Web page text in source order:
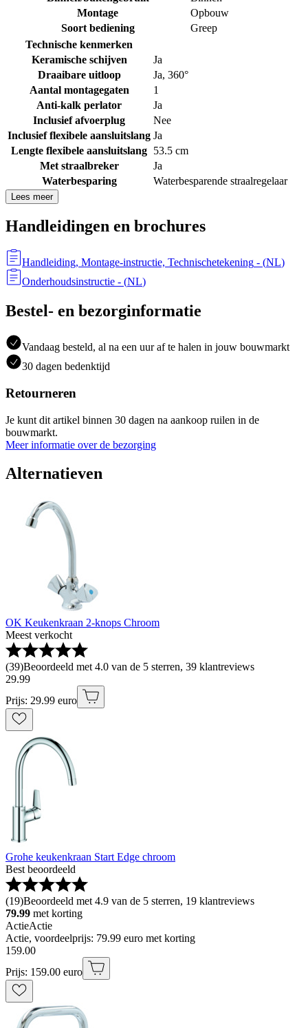
Montage
Opbouw
Soort bediening
Greep
Technische kenmerken
Keramische schijven
Ja
Draaibare uitloop
Ja, 360°
Aantal montagegaten
1
Anti-kalk perlator
Ja
Inclusief afvoerplug
Nee
Inclusief flexibele aansluitslang Ja
Lengte flexibele aansluitslang 53.5 cm
Met straalbreker
Ja
Waterbesparing
Waterbesparende straalregelaar
Lees meer
Handleidingen en brochures
Handleiding, Montage-instructie, Technischetekening - (NL)
Onderhoudsinstructie - (NL)
Bestel- en bezorginformatie
Vandaag besteld, al na een uur af te halen in jouw bouwmarkt
30 dagen bedenktijd
Retourneren
Je kunt dit artikel binnen 30 dagen na aankoop ruilen in de
bouwmarkt.
Meer informatie over de bezorging
Alternatieven
OK Keukenkraan 2-knops Chroom
Meest verkocht
(39)Beoordeeld met 4.0 van de 5 sterren, 39 klantreviews
29.99
Prijs: 29.99 euro
Grohe keukenkraan Start Edge chroom
Best beoordeeld
(19)Beoordeeld met 4.9 van de 5 sterren, 19 klantreviews
79.99 met korting
ActieActie
Actie, voordeelprijs: 79.99 euro met korting
159.00
Prijs: 159.00 euro